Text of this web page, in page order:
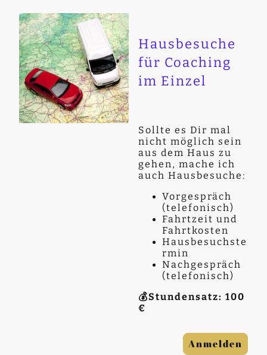
Hausbesuche
für Coaching
im Einzel
Sollte es Dir mal
nicht möglich sein
aus dem Haus zu
gehen, mache ich
auch Hausbesuche:
Vorgespräch
(telefonisch)
Fahrtzeit und
Fahrtkosten
Hausbesuchste
rmin
Nachgespräch
(telefonisch)
💰Stundensatz: 100
€
Anmelden